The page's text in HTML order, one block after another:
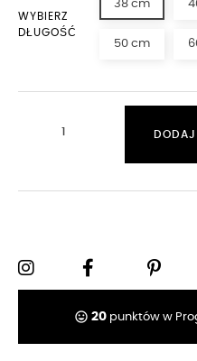
WYBIERZ
DŁUGOŚĆ
38 cm
50 cm
tag_faces 20punktów w